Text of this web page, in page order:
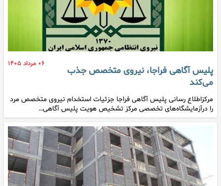
۰۶ مرداد ۱۴۰۵
پلیس آگاهی فراجا، نیروی متخصص جذب
می‌کند
مرکزاطلاع رسانی پلیس آگاهی فراجا جزئیات استخدام نیروی متخصص مرد
را درآزمایشگاه‌های تخصصی مرکز تشخیص هویت پلیس آگاهی…